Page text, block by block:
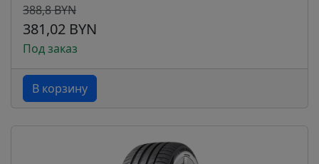
388,8 BYN
381,02 BYN
Под заказ
В корзину